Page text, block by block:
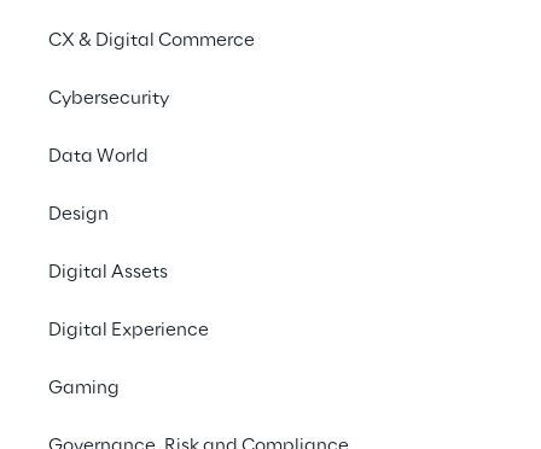
CX & Digital Commerce
Cybersecurity
Data World
Design
Digital Assets
Digital Experience
Gaming